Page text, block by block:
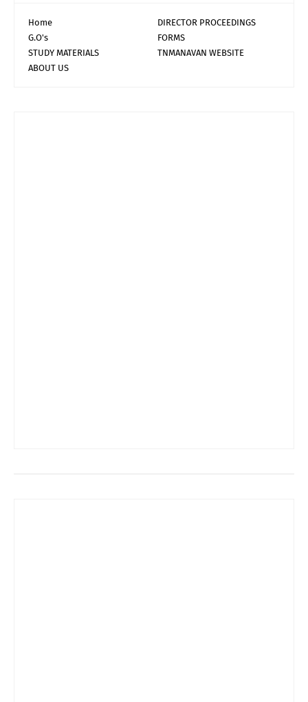
Home
DIRECTOR PROCEEDINGS
G.O's
FORMS
STUDY MATERIALS
TNMANAVAN WEBSITE
ABOUT US